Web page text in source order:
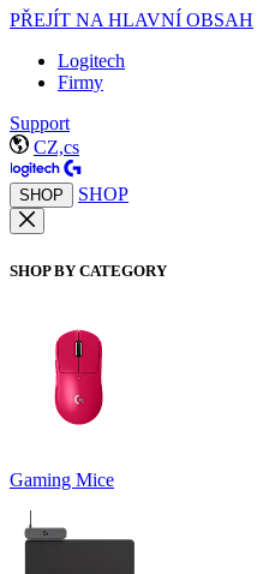
PŘEJÍT NA HLAVNÍ OBSAH
Logitech
Firmy
Support
CZ,cs
SHOP SHOP
SHOP BY CATEGORY
Gaming Mice